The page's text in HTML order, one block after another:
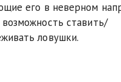
его в неверном
ставить/
ловушки.